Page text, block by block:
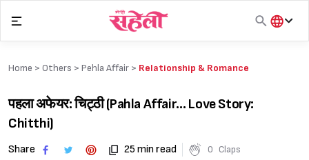
content
हिंदी
Home > Others > Pehla Affair > Relationship & Romance
पहला अफेयर: चिट्ठी (Pahla Affair… Love Story:
Chitthi)
Share 25 min read 0 Claps